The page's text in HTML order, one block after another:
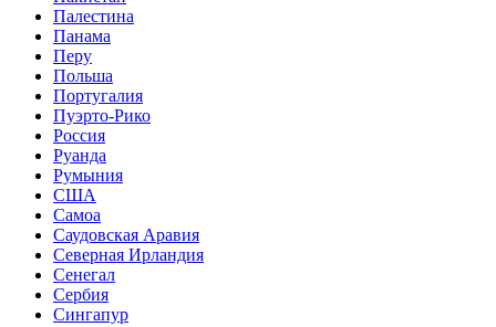
Палестина
Панама
Перу
Польша
Португалия
Пуэрто-Рико
Россия
Руанда
Румыния
США
Самоа
Саудовская Аравия
Северная Ирландия
Сенегал
Сербия
Сингапур